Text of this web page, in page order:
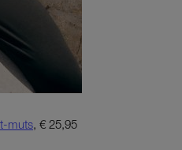
muts, € 25,95